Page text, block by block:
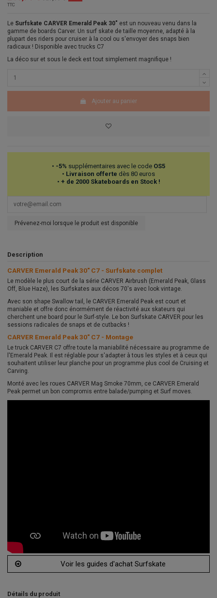
TTC
Le Surfskate CARVER Emerald Peak 30" est un nouveau venu dans la
gamme de boards Carver. Un surf skate de taille moyenne, adapté à la
plupart des riders pour cruiser à la cool ou s'envoyer des snaps bien
radicaux ! Disponible avec trucks C7
La déco sur et sous le deck est tout simplement magnifique !
Ajouter au panier
• -5% supplémentaires avec le code OS5
• Livraison offerte dès 80 euros
• + de 2000 Skateboards en Stock !
Prévenez-moi lorsque le produit est disponible
Description
CARVER Emerald Peak 30" C7 - Surfskate complet
Le modèle le plus court de la série CARVER Airbrush (Emerald Peak, Glass
Off, Blue Haze), les Surfskates aux décos 70's avec look vintage.
Avec son shape Swallow tail, le CARVER Emerald Peak est court et
maniable et offre donc énormément de réactivité aux skateurs qui
cherchent une board pour le Surf-style. Le bon Surfskate CARVER pour les
sessions radicales de snaps et de cutbacks !
CARVER Emerald Peak 30" C7 - Montage
Le truck CARVER C7 offre toute la maniabilité nécessaire au programme de
l'Emerald Peak. Il est réglable pour s'adapter à tous les styles et à ceux qui
souhaitent utiliser leur planche pour un programme plus cool de Cruising et
Carving.
Monté avec les roues CARVER Mag Smoke 70mm, ce CARVER Emerald
Peak permet un bon compromis entre balade/pumping et Surf moves.
Voir les guides d'achat Surfskate
Détails du produit